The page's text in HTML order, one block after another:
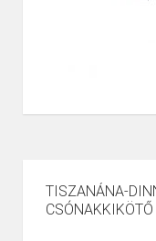
TISZANÁNA-